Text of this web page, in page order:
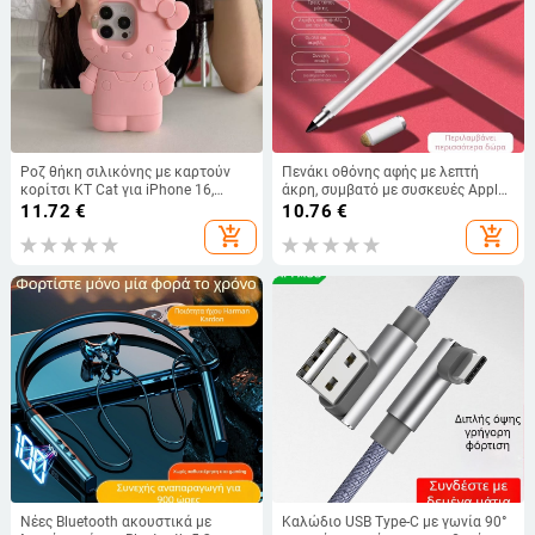
Ροζ θήκη σιλικόνης με καρτούν
κορίτσι KT Cat για iPhone 16,
συμβατή με iPhone 13/14 Pro Max
και iPhone 15 — αντοχή στην
πτώση
11.72 €
add_shopping_cart
Πενάκι οθόνης αφής με λεπτή
άκρη, συμβατό με συσκευές Apple
και άλλες ταμπλέτες, 3 σε 1
10.76 €
add_shopping_cart
Νέες Bluetooth ακουστικά με
Καλώδιο USB Type-C με γωνία 90°